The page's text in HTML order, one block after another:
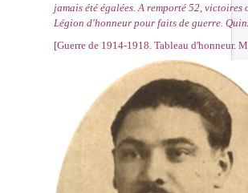
jamais été égalées. A remporté 52,
Légion d'honneur pour faits de guerre.
[Guerre de 1914-1918. Tableau d'honneur.